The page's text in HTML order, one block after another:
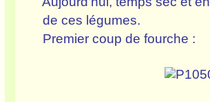
de ces légumes.
Premier coup de fourche :